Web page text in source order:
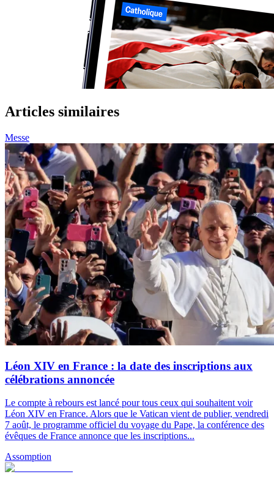
Articles similaires
Messe
Léon XIV en France : la date des inscriptions aux
célébrations annoncée
Le compte à rebours est lancé pour tous ceux qui souhaitent voir
Léon XIV en France. Alors que le Vatican vient de publier, vendredi
7 août, le programme officiel du voyage du Pape, la conférence des
évêques de France annonce que les inscriptions...
Assomption